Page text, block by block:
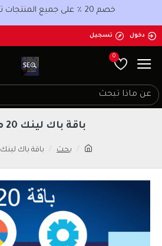
خصم 20 ٪ على جميع المنتجات تسوق الآن
دخول تسجيل
0
بحث باقة باك لينك 20 مواقع
باقة باك لينك 20 مواقع